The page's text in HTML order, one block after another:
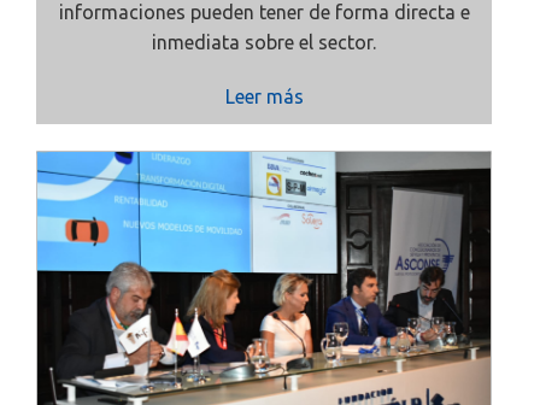
informaciones pueden tener de forma directa e
inmediata sobre el sector.
Leer más